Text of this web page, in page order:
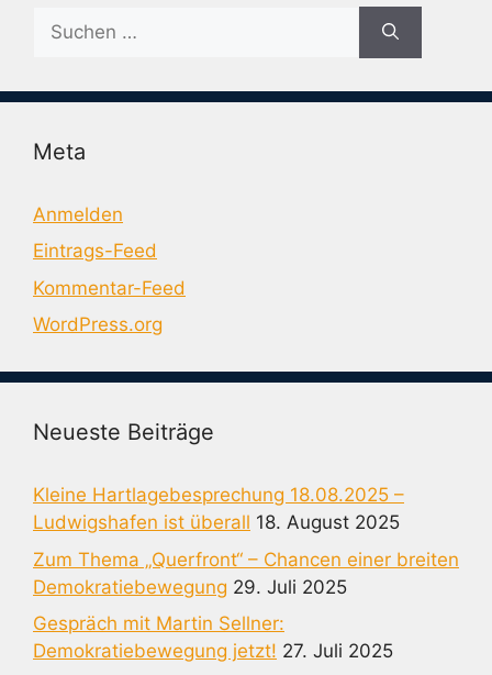
nach:
Meta
Anmelden
Eintrags-Feed
Kommentar-Feed
WordPress.org
Neueste Beiträge
Kleine Hartlagebesprechung 18.08.2025 –
Ludwigshafen ist überall 18. August 2025
Zum Thema „Querfront“ – Chancen einer breiten
Demokratiebewegung 29. Juli 2025
Gespräch mit Martin Sellner:
Demokratiebewegung jetzt! 27. Juli 2025